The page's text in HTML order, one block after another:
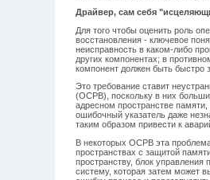
Драйвер, сам себя
Для того чтобы оценить роль
восстановления - ключевое
неисправность в каком-либо
других компонентах; в
компонент должен быть быстро
Это требование ставит
(ОСРВ), поскольку в них
адресном пространстве
ошибочный указатель даже
таким образом привести к
В некоторых ОСРВ эта
пространствах с защитой
пространству, блок
систему, которая затем может